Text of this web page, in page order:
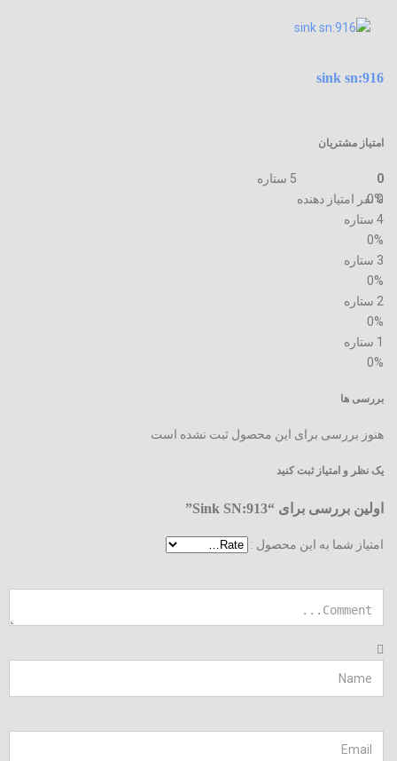
sink sn:916
امتیاز مشتریان
0
0 نفر امتیاز دهنده
5 ستاره
0%
4 ستاره
0%
3 ستاره
0%
2 ستاره
0%
1 ستاره
0%
بررسی ها
هنوز بررسی برای این محصول ثبت نشده است
یک نظر و امتیاز ثبت کنید
اولین بررسی برای “Sink SN:913”
امتیاز شما به این محصول :